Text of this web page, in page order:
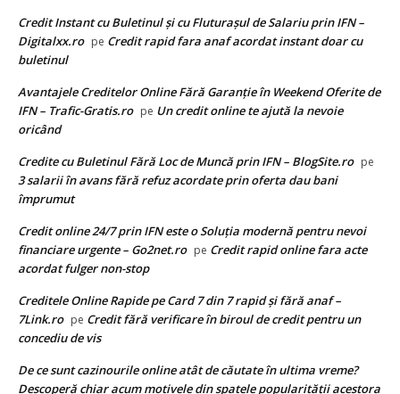
Credit Instant cu Buletinul și cu Fluturașul de Salariu prin IFN –
Digitalxx.ro pe Credit rapid fara anaf acordat instant doar cu
buletinul
Avantajele Creditelor Online Fără Garanție în Weekend Oferite de
IFN – Trafic-Gratis.ro pe Un credit online te ajută la nevoie
oricând
Credite cu Buletinul Fără Loc de Muncă prin IFN – BlogSite.ro pe
3 salarii în avans fără refuz acordate prin oferta dau bani
împrumut
Credit online 24/7 prin IFN este o Soluția modernă pentru nevoi
financiare urgente – Go2net.ro pe Credit rapid online fara acte
acordat fulger non-stop
Creditele Online Rapide pe Card 7 din 7 rapid și fără anaf –
7Link.ro pe Credit fără verificare în biroul de credit pentru un
concediu de vis
De ce sunt cazinourile online atât de căutate în ultima vreme?
Descoperă chiar acum motivele din spatele popularității acestora